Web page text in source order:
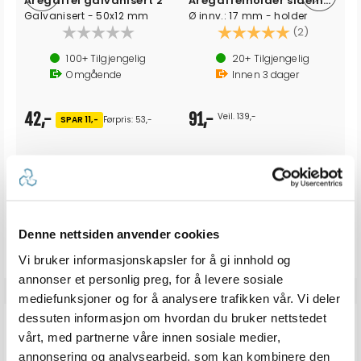
Denne nettsiden anvender cookies
Vi bruker informasjonskapsler for å gi innhold og
annonser et personlig preg, for å levere sosiale
mediefunksjoner og for å analysere trafikken vår. Vi deler
dessuten informasjon om hvordan du bruker nettstedet
vårt, med partnerne våre innen sosiale medier,
annonsering og analysearbeid, som kan kombinere den
Galvanisert - 50x12 mm
100+Tilgjengelig
Omgående
42,- SPAR 11,- Førpris: 53,-
Ø innv.: 17 mm - holder
Karakter: (2)
20+ Tilgjengelig
Innen 3 dager
91,- Veil. 139,-
sammeheng med den aktuelle varen.
ANMELDELSER